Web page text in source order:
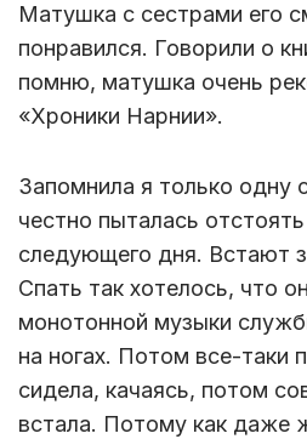
Матушка с сестрами его
понравился. Говорили о
помню, матушка очень
«Хроники Нарнии».
Запомнила я только одну
честно пыталась
следующего дня. Встают
Спать так хотелось, что
монотонной музыки
на ногах. Потом все-таки
сидела, качаясь, потом
встала. Потому как даже